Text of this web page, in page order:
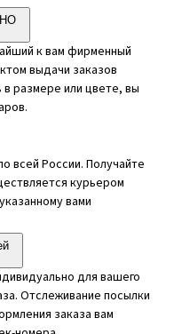
к вам фирменный
выдачи заказов
в размере или цвете, вы
всей России. Получайте
курьером
вами
для вашего
Отслеживание посылки
заказа вам